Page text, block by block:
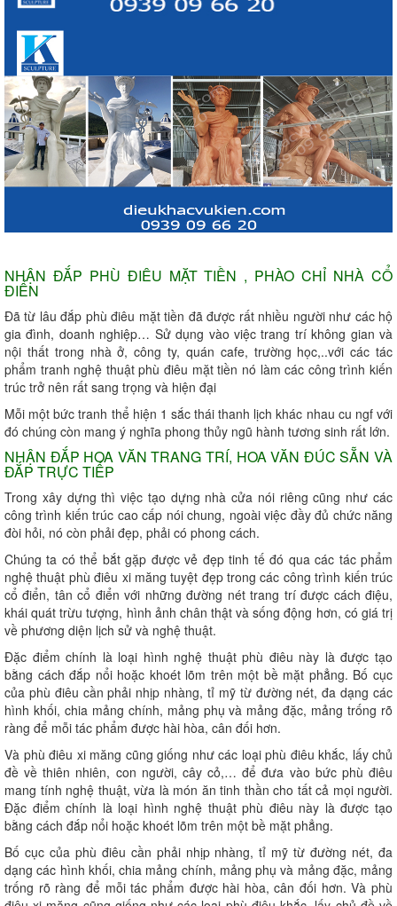
NHẬN ĐẮP PHÙ ĐIÊU MẶT TIỀN , PHÀO CHỈ NHÀ CỔ
ĐIỂN
Đã từ lâu đắp phù điêu mặt tiền đã được rất nhiều người như các hộ
gia đình, doanh nghiệp… Sử dụng vào việc trang trí không gian và
nội thất trong nhà ở, công ty, quán cafe, trường học,..với các tác
phẩm tranh nghệ thuật phù điêu mặt tiền nó làm các công trình kiến
trúc trở nên rất sang trọng và hiện đại
Mỗi một bức tranh thể hiện 1 sắc thái thanh lịch khác nhau cu ngf với
đó chúng còn mang ý nghĩa phong thủy ngũ hành tương sinh rất lớn.
NHẬN ĐẮP HOA VĂN TRANG TRÍ, HOA VĂN ĐÚC SẴN VÀ
ĐẮP TRỰC TIẾP
Trong xây dựng thì việc tạo dựng nhà cửa nói riêng cũng như các
công trình kiến trúc cao cấp nói chung, ngoài việc đầy đủ chức năng
đòi hỏi, nó còn phải đẹp, phải có phong cách.
Chúng ta có thể bắt gặp được vẻ đẹp tinh tế đó qua các tác phẩm
nghệ thuật phù điêu xi măng tuyệt đẹp trong các công trình kiến trúc
cổ điển, tân cổ điển với những đường nét trang trí được cách điệu,
khái quát trừu tượng, hình ảnh chân thật và sống động hơn, có giá trị
về phương diện lịch sử và nghệ thuật.
Đặc điểm chính là loại hình nghệ thuật phù điêu này là được tạo
bằng cách đắp nổi hoặc khoét lõm trên một bề mặt phẳng. Bố cục
của phù điêu cần phải nhịp nhàng, tỉ mỹ từ đường nét, đa dạng các
hình khối, chia mảng chính, mảng phụ và mảng đặc, mảng trống rõ
ràng để mỗi tác phẩm được hài hòa, cân đối hơn.
Và phù điêu xi măng cũng giống như các loại phù điêu khắc, lấy chủ
đề về thiên nhiên, con người, cây cỏ,… để đưa vào bức phù điêu
mang tính nghệ thuật, vừa là món ăn tinh thần cho tất cả mọi người.
Đặc điểm chính là loại hình nghệ thuật phù điêu này là được tạo
bằng cách đắp nổi hoặc khoét lõm trên một bề mặt phẳng.
Bố cục của phù điêu cần phải nhịp nhàng, tỉ mỹ từ đường nét, đa
dạng các hình khối, chia mảng chính, mảng phụ và mảng đặc, mảng
trống rõ ràng để mỗi tác phẩm được hài hòa, cân đối hơn. Và phù